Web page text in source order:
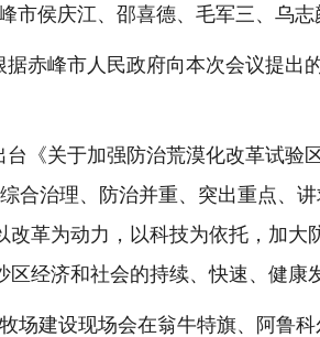
市侯庆江、邵喜德、毛军三、乌志
赤峰市人民政府向本次会议提出
《关于加强防治荒漠化改革试
合治理、防治并重、突出重点、
改革为动力，以科技为依托，加
经济和社会的持续、快速、健康
场建设现场会在翁牛特旗、阿鲁科